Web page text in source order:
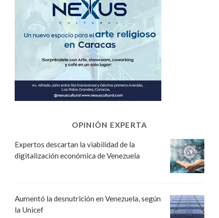
OPINIÓN EXPERTA
Expertos descartan la viabilidad de la
digitalización económica de Venezuela
Aumentó la desnutrición en Venezuela, según
la Unicef